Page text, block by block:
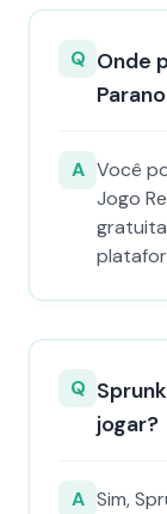
Q Onde
A Você
Jogo
Q
jogar?
A Sim,